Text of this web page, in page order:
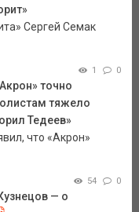
Сергей Семак
1 0
точно
тяжело
Тедеев»
что «Акрон»
54 0
— о